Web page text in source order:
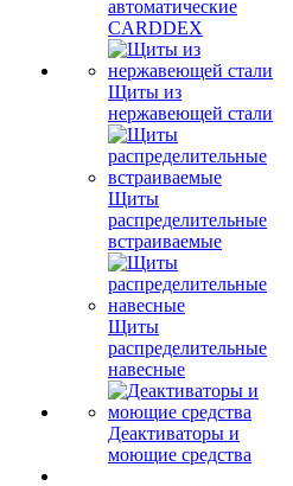
автоматические
CARDDEX
Щиты из
нержавеющей стали
Щиты
распределительные
встраиваемые
Щиты
распределительные
навесные
Деактиваторы и
моющие средства